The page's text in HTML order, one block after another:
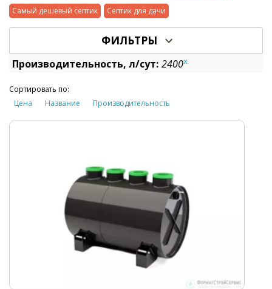
Самый дешевый септик
Септик для дачи
ФИЛЬТРЫ
Производительность, л/сут: 2400x
Сортировать по:
Цена
Название Производительность